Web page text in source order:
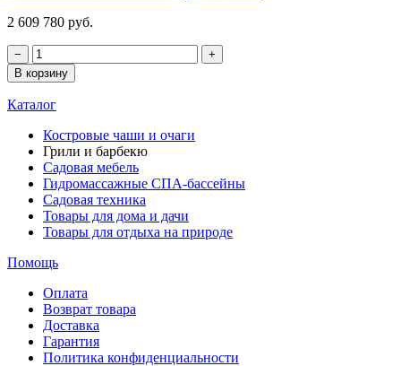
2 609 780 руб.
−
+
В корзину
Каталог
Костровые чаши и очаги
Грили и барбекю
Садовая мебель
Гидромассажные СПА-бассейны
Садовая техника
Товары для дома и дачи
Товары для отдыха на природе
Помощь
Оплата
Возврат товара
Доставка
Гарантия
Политика конфиденциальности